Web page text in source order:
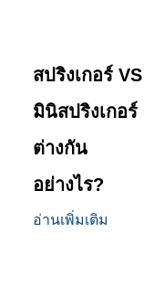
สปริงเกอร์ VS
มินิสปริงเกอร์
ต่างกัน
อย่างไร?
อ่านเพิ่มเติม